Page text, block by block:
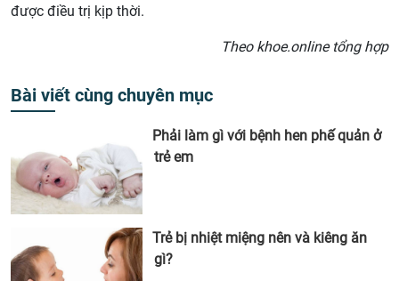
được điều trị kịp thời.
Theo khoe.online tổng hợp
Bài viết cùng chuyên mục
Phải làm gì với bệnh hen phế quản ở
trẻ em
Trẻ bị nhiệt miệng nên và kiêng ăn
gì?